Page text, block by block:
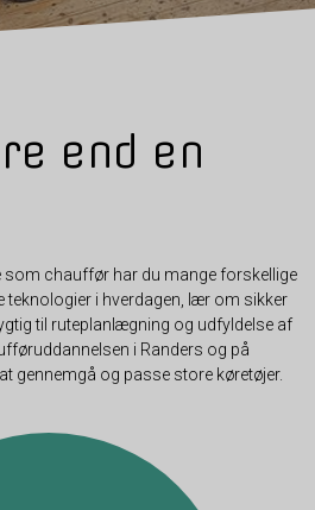
end en
som chauffør har du mange forskellige
teknologier i hverdagen, lær om sikker
til ruteplanlægning og udfyldelse af
i Randers og på
gennemgå og passe store køretøjer.